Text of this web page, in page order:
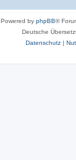
Powered by phpBB®
Deutsche
Datenschutz|